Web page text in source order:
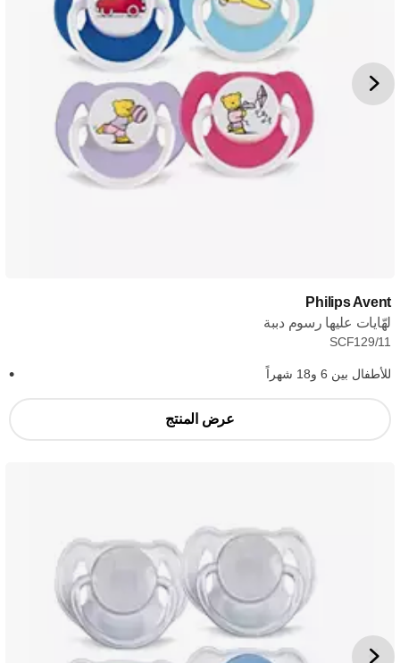
Philips Avent
لهّايات عليها رسوم دببة
SCF129/11
للأطفال بين 6 و18 شهراً
عرض المنتج